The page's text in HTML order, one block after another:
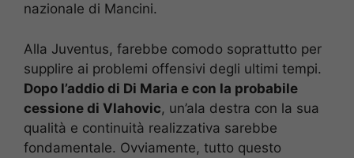
nazionale di Mancini.
Alla Juventus, farebbe comodo soprattutto per
supplire ai problemi offensivi degli ultimi tempi.
Dopo l’addio di Di Maria e con la probabile
cessione di Vlahovic, un’ala destra con la sua
qualità e continuità realizzativa sarebbe
fondamentale. Ovviamente, tutto questo